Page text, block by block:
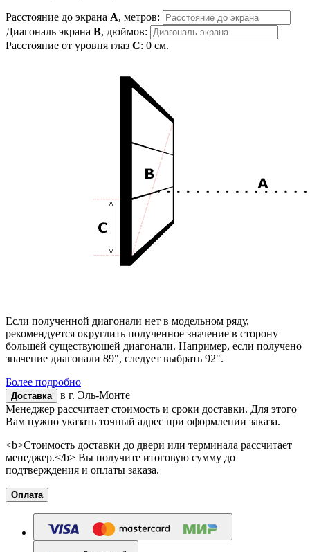
Расстояние до экрана A, метров:
Диагональ экрана B, дюймов:
Расстояние от уровня глаз C: 0 см.
Если полученной диагонали нет в модельном ряду,
рекомендуется округлить полученное значение в сторону
большей существующей диагонали. Например, если получено
значение диагонали 89", следует выбрать 92".
Более подробно
Доставка в г. Эль-Монте
Менеджер рассчитает стоимость и сроки доставки. Для этого
Вам нужно указать точный адрес при оформлении заказа.
<b>Стоимость доставки до двери или терминала рассчитает
менеджер.</b> Вы получите итоговую сумму до
подтверждения и оплаты заказа.
Оплата